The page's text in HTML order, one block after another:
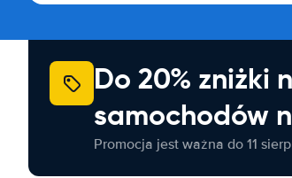
Do 20% zniżki
samochodów
Promocja jest ważna do 11